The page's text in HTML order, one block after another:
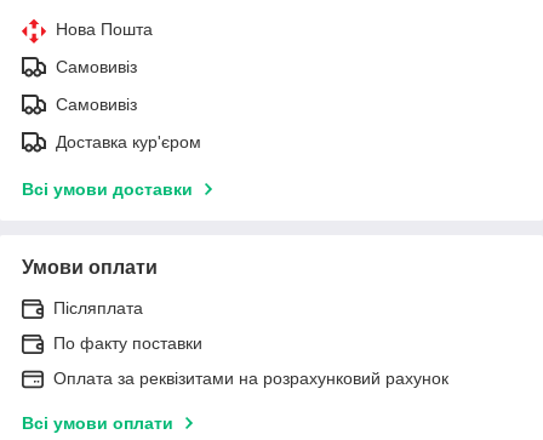
Нова Пошта
Самовивіз
Самовивіз
Доставка кур'єром
Всі умови доставки
Умови оплати
Післяплата
По факту поставки
Оплата за реквізитами на розрахунковий рахунок
Всі умови оплати